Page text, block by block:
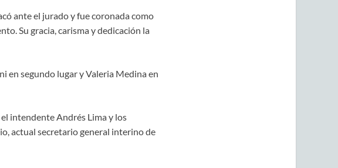
ante el jurado y fue coronada como
Su gracia, carisma y dedicación la
en segundo lugar y Valeria Medina en
intendente Andrés Lima y los
actual secretario general interino de